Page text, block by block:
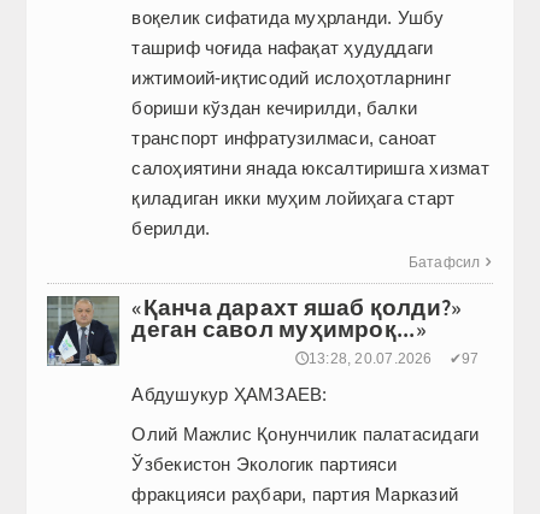
воқелик сифатида муҳрланди. Ушбу
ташриф чоғида нафақат ҳудуддаги
ижтимоий-иқтисодий ислоҳотларнинг
бориши кўздан кечирилди, балки
транспорт инфратузилмаси, саноат
салоҳиятини янада юксалтиришга хизмат
қиладиган икки муҳим лойиҳага старт
берилди.
Батафсил 
«Қанча дарахт яшаб қолди?»
деган савол муҳимроқ...»
🕔13:28, 20.07.2026 ✔97
Абдушукур ҲАМЗАЕВ:
Олий Мажлис Қонунчилик палатасидаги
Ўзбекистон Экологик партияси
фракцияси раҳбари, партия Марказий